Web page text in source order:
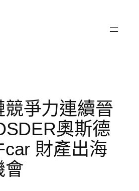
競爭力連續晉
奧斯德
財產出海
會